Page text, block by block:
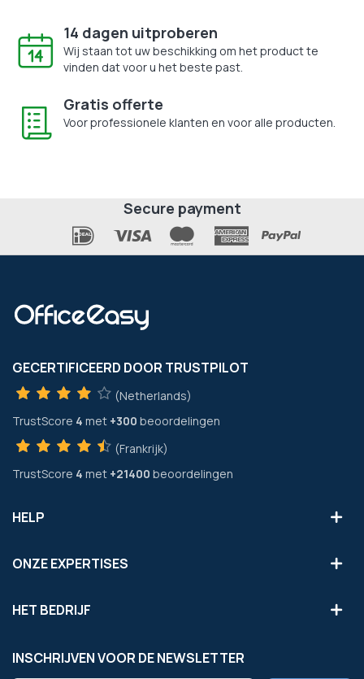
14 dagen uitproberen
Wij staan tot uw beschikking om het product te
vinden dat voor u het beste past.
Gratis offerte
Voor professionele klanten en voor alle producten.
Secure payment
GECERTIFICEERD DOOR TRUSTPILOT
(Netherlands)
TrustScore 4 met +300 beoordelingen
(Frankrijk)
TrustScore 4 met +21400 beoordelingen
HELP
ONZE EXPERTISES
HET BEDRIJF
INSCHRIJVEN VOOR DE NEWSLETTER